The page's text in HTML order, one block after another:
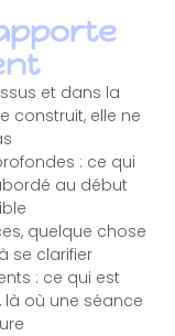
et dans la
construit, elle ne
: ce qui
au début
quelque chose
se clarifier
: ce qui est
là où une séance